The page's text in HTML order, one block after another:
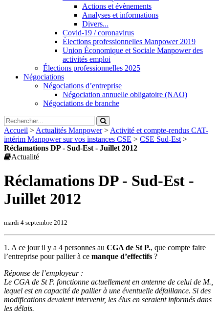
Actions et évènements
Analyses et informations
Divers...
Covid-19 / coronavirus
Élections professionnelles Manpower 2019
Union Économique et Sociale Manpower des
activités emploi
Élections professionnelles 2025
Négociations
Négociations d’entreprise
Négociation annuelle obligatoire (NAO)
Négociations de branche
Accueil > Actualités Manpower> Activité et compte-rendus CAT-
intérim Manpower sur vos instances CSE > CSE Sud-Est >
Réclamations DP - Sud-Est - Juillet 2012
Actualité
Réclamations DP - Sud-Est -
Juillet 2012
mardi 4 septembre 2012
1. A ce jour il y a 4 personnes au CGA de St P., que compte faire
l’entreprise pour pallier à ce manque d’effectifs ?
Réponse de l’employeur :
Le CGA de St P. fonctionne actuellement en antenne de celui de M.,
lequel est en capacité de pallier à une éventuelle défaillance. Si des
modifications devaient intervenir, les élus en seraient informés dans
les délais.